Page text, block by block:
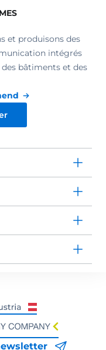
et produisons des
intégrés
bâtiments et des